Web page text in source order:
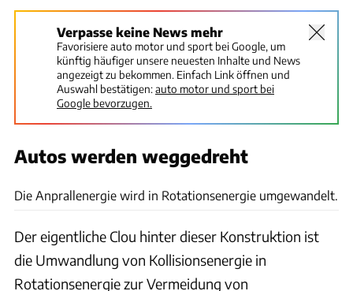
Verpasse keine News mehr
Favorisiere auto motor und sport bei Google, um
künftig häufiger unsere neuesten Inhalte und News
angezeigt zu bekommen. Einfach Link öffnen und
Auswahl bestätigen:auto motor und sport bei
Google bevorzugen.
Autos werden weggedreht
Die Anprallenergie wird in Rotationsenergie umgewandelt.
Der eigentliche Clou hinter dieser Konstruktion ist
die Umwandlung von Kollisionsenergie in
Rotationsenergie zur Vermeidung von